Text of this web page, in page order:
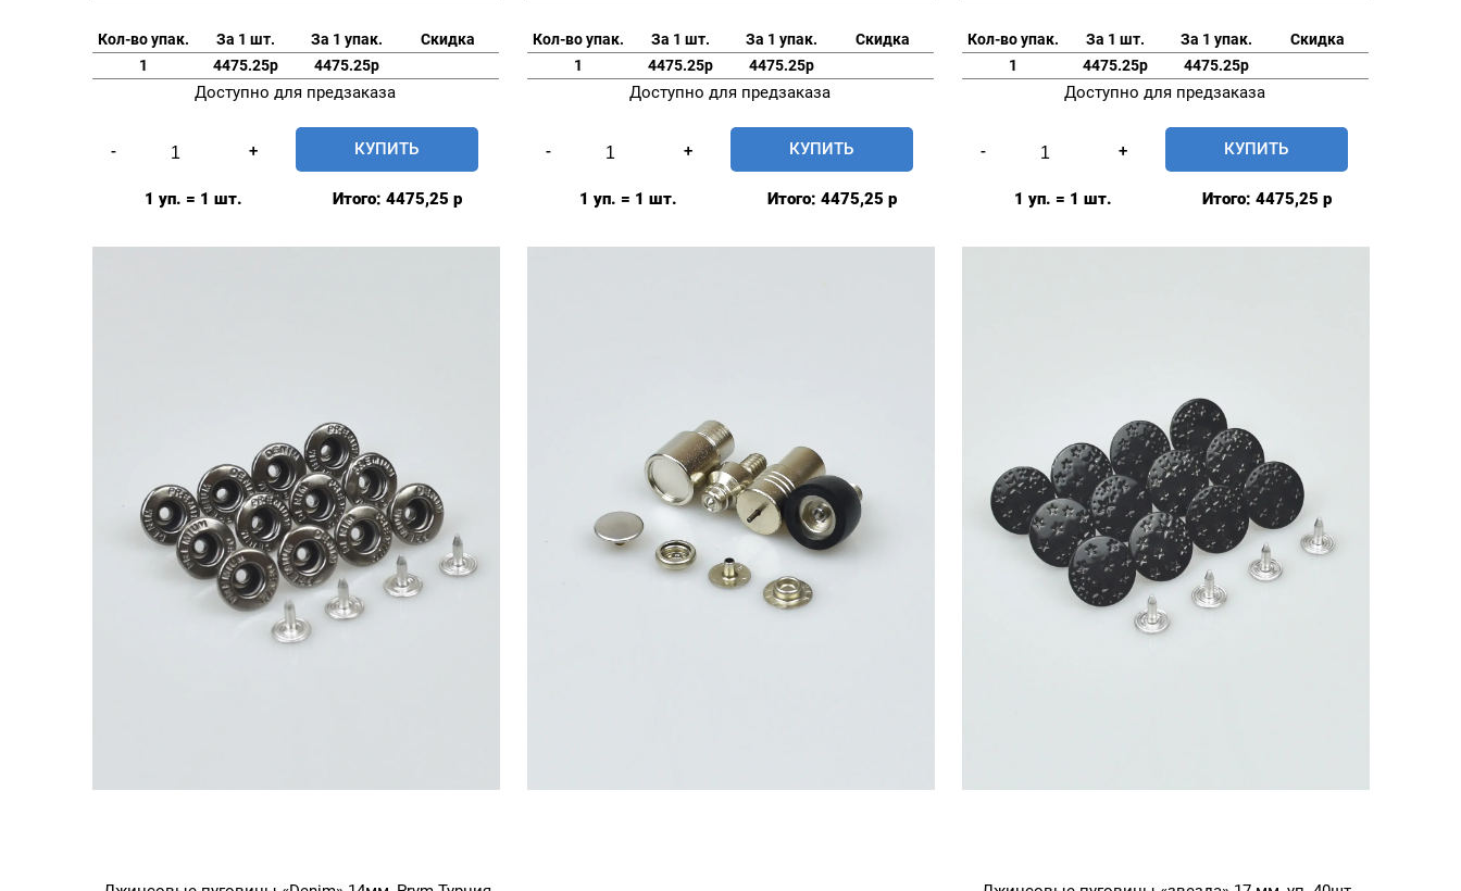
Кол-во упак. За 1 шт. За 1 упак.
Скидка
1
4475.25р 4475.25р
Доступно для предзаказа
-
товара
Джинсовые
"Denim"
+ КУПИТЬ
1 уп. = 1 шт. Итого: 4475,25 р
Кол-во упак. За 1 шт. За 1 упак.
Скидка
1
4475.25р 4475.25р
Доступно для предзаказа
-
товара
Джинсовые
"Denim"
+ КУПИТЬ
1 уп. = 1 шт. Итого: 4475,25 р
Кол-во упак. За 1 шт. За 1 упак.
Скидка
1
4475.25р 4475.25р
Доступно для предзаказа
-
товара
Джинсовые
"Denim"
золото
+ КУПИТЬ
1 уп. = 1 шт. Итого: 4475,25 р